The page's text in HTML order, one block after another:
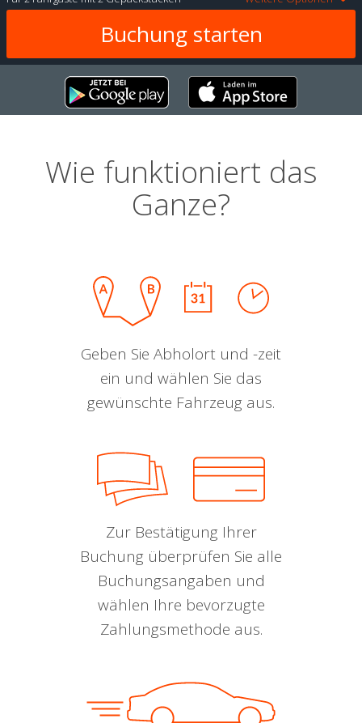
Wie funktioniert das
Ganze?
Geben Sie Abholort und -zeit
ein und wählen Sie das
gewünschte Fahrzeug aus.
Zur Bestätigung Ihrer
Buchung überprüfen Sie alle
Buchungsangaben und
wählen Ihre bevorzugte
Zahlungsmethode aus.